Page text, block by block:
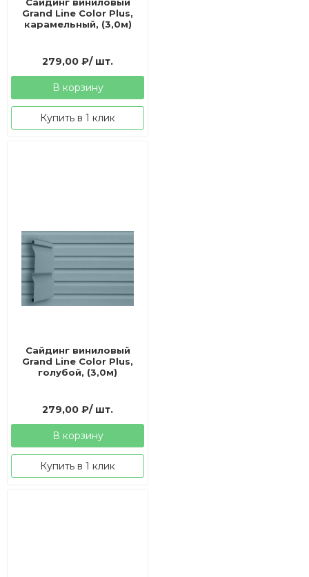
Grand Line Color Plus,
карамельный, (3,0м)
279,00₽/ шт.
В корзину
Купить в 1 клик
Сайдинг виниловый
Grand Line Color Plus,
голубой, (3,0м)
279,00₽/ шт.
В корзину
Купить в 1 клик